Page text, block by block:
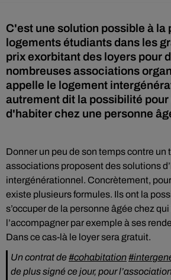
C'est une solution possible à la
logements étudiants dans les
prix exorbitant des loyers pour
nombreuses associations
appelle le logement
autrement dit la possibilité
d'habiter chez une personne
Donner un peu de son temps contre un
associations proposent des solutions
intergénérationnel. Concrètement,
existe plusieurs formules. Ils ont la
s’occuper de la personne âgée chez
l’accompagner par exemple à ses
Dans ce cas-là le loyer sera gratuit.
Un contrat de#cohabitation
de plus signé ce jour, pour